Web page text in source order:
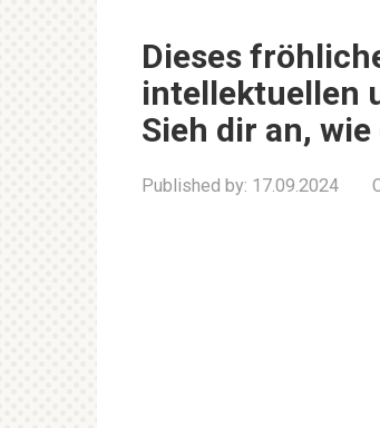
Dieses
intellektuellen
Sieh dir an,
Published by: 17.09.2024